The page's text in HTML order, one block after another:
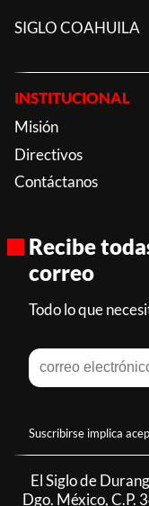
SIGLO COAHUILA
INSTITUCIONAL
Misión
Directivos
Contáctanos
Recibe
correo
Todo lo que
Suscribirse implica
El Siglo de
Dgo. México, C.P.